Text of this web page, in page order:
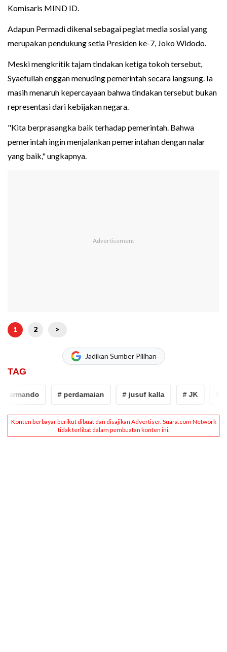
Komisaris MIND ID.
Adapun Permadi dikenal sebagai pegiat media sosial yang
merupakan pendukung setia Presiden ke-7, Joko Widodo.
Meski mengkritik tajam tindakan ketiga tokoh tersebut,
Syaefullah enggan menuding pemerintah secara langsung. Ia
masih menaruh kepercayaan bahwa tindakan tersebut bukan
representasi dari kebijakan negara.
"Kita berprasangka baik terhadap pemerintah. Bahwa
pemerintah ingin menjalankan pemerintahan dengan nalar
yang baik," ungkapnya.
1 2 >
Jadikan Sumber Pilihan
TAG
armando # perdamaian # jusuf kalla # JK